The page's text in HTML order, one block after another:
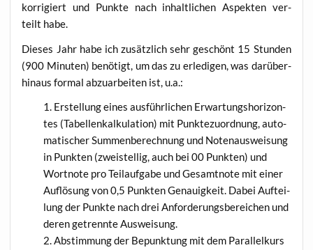
kor­ri­giert und Punk­te nach inhalt­li­chen Aspek­ten ver­
teilt habe.
Die­ses Jahr habe ich zusätz­lich sehr geschönt 15 Stun­den
(900 Minu­ten) benö­tigt, um das zu erle­di­gen, was dar­über­
hin­aus for­mal abzu­ar­bei­ten ist, u.a.:
Erstel­lung eines aus­führ­li­chen Erwar­tungs­ho­ri­zon­
tes (Tabel­len­kal­ku­la­ti­on) mit Punk­te­zu­ord­nung, auto­
ma­ti­scher Sum­men­be­rech­nung und Noten­aus­wei­sung
in Punk­ten (zwei­stel­lig, auch bei 00 Punk­ten) und
Wort­no­te pro Teil­auf­ga­be und Gesamt­no­te mit einer
Auf­lö­sung von 0,5 Punk­ten Genau­ig­keit. Dabei Auf­tei­
lung der Punk­te nach drei Anfor­de­rungs­be­rei­chen und
deren getrenn­te Ausweisung.
Abstim­mung der Bepunk­tung mit dem Par­al­lel­kurs